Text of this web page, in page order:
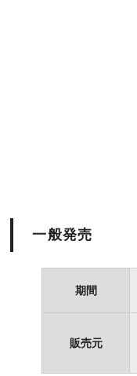
一般発売
期間
販売元